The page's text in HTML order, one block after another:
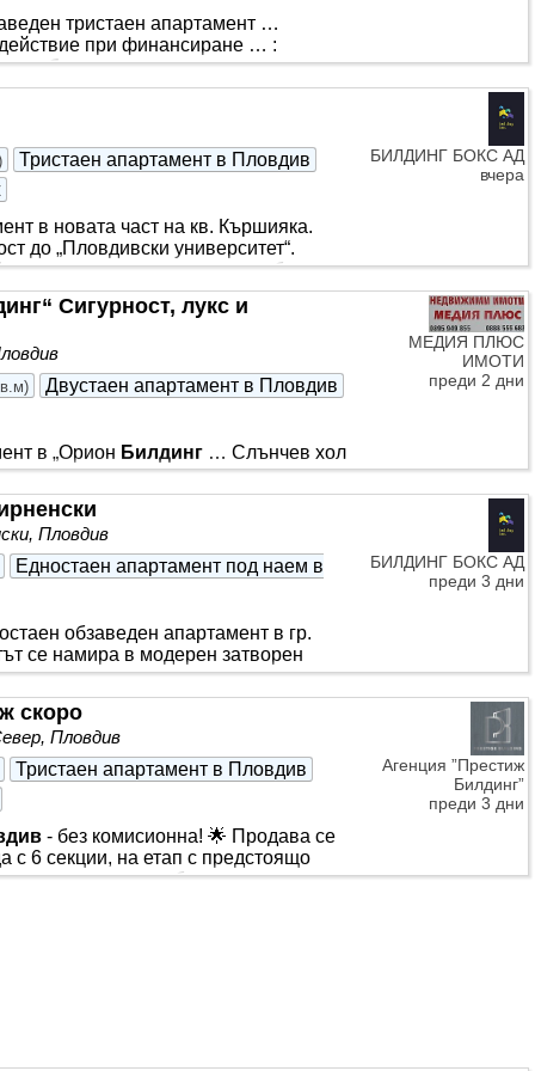
тристаен апартамент …
при финансиране … :
бокси излаз на голяма тераса,
с по два апартамента на етаж, в
Отлична локация с всичко
до клуб „Камео“, ДГ „Зорница“, парк
търговски обекти, спирки на
БИЛДИНГ БОКС АД
вчера
Тристаен апартамент в Пловдив
в новата част на кв. Кършияка.
до „Пловдивски университет“.
, родителска спалня със собствена
антре и просторна тераса. ЕТАЖ:
Север/изток. ЕТАП НА
характеризиращ се с ниско
до всички части на града
МЕДИЯ ПЛЮС
ИМОТИ
преди 2 дни
Сигурност, лукс и
)
Двустаен апартамент в Пловдив
в „Орион Билдинг … Слънчев хол
се и търсени за наеми
лукс и гарантирана доходност
наемател! *** .) Модерно
сигурност: * 24/7 жива охрана.
и отлично поддържани общи части
Площ: 77 кв.м. (просторно
БИЛДИНГ БОКС АД
преди 3 дни
Пловдив
Едностаен апартамент под наем в
обзаведен апартамент в гр.
се намира в модерен затворен
и отлична среда за живеене. -
всекидневна с кухненски
- ИЗЛОЖЕНИЕ: СЕВЕРОИЗТОК. -
строителство в
две малки сгради по седем
Агенция ”Престиж
Билдинг”
преди 3 дни
скоро
Пловдив
Тристаен апартамент в Пловдив
- без комисионна! 🌟 Продава се
с 6 секции, на етап с предстоящо
панорама и удобен достъп до